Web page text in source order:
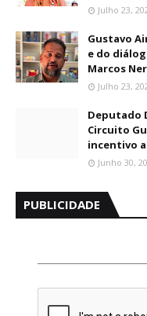
Julho 23,
Gustavo
e do
Marcos
Julho 23,
Deputado
Circuito
incentivo
Junho 30,
PUBLICIDADE